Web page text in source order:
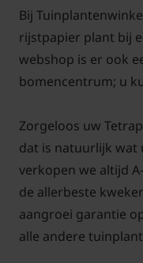
essentieel voor een
blad.
De bloeiperiode van
augustus tot
er opvallende, witte
die extra
unieke uiterlijk en
Tetrapanax
Bij
rijstpapier plant bij
webshop is er ook
bomencentrum; u
Zorgeloos uw
dat is natuurlijk wat
verkopen we altijd
de allerbeste
aangroei garantie
alle andere